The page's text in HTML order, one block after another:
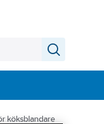
köksblandare